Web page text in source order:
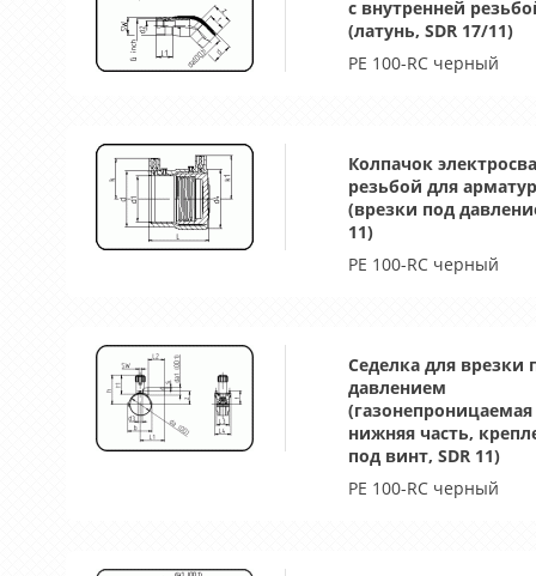
с внутренней
(латунь, SDR 17/11)
PE 100-RC черный
Колпачок
резьбой для
(врезки под
11)
PE 100-RC черный
Седелка для врезки
давлением
(газонепроницаемая
нижняя часть,
под винт, SDR 11)
PE 100-RC черный